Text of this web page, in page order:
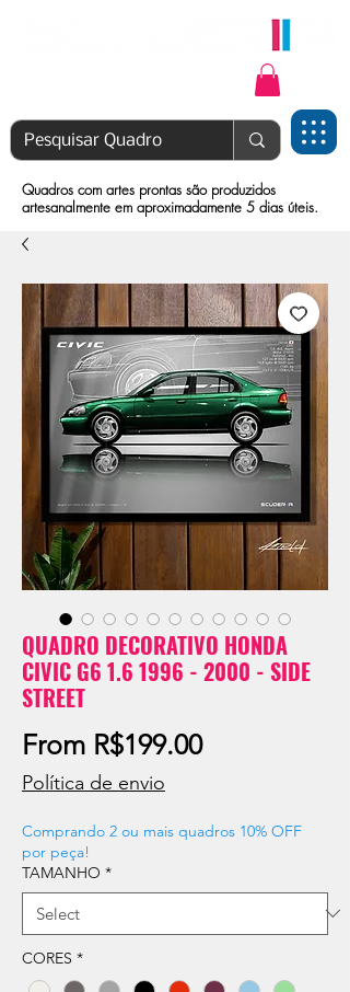
Quadros com artes prontas são produzidos
artesanalmente em aproximadamente 5 dias úteis.
QUADRO DECORATIVO HONDA
CIVIC G6 1.6 1996 - 2000 - SIDE
STREET
From R$199.00Sale
Política de envio
Comprando 2 ou mais quadros 10% OFF
por peça!
TAMANHO *
CORES *